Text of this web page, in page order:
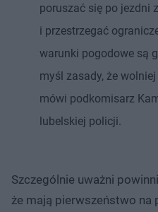
poruszać się po jezdni
i przestrzegać
warunki pogodowe są
myśl zasady, że
mówi podkomisarz
lubelskiej policji.
Szczególnie uważni
że mają pierwszeństwo na